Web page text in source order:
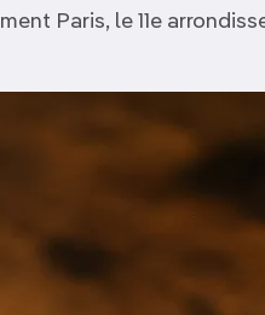
Paris, le 11e